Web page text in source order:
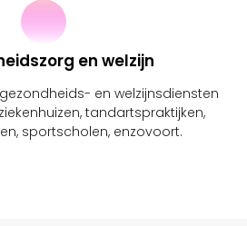
en welzijn
en welzijnsdiensten
tandartspraktijken,
sportscholen, enzovoort.